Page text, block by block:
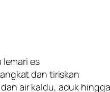
lemari es
dan tiriskan
air kaldu, aduk